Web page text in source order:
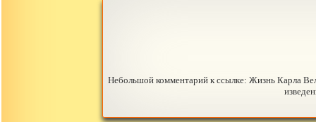
Небольшой комментарий к ссылке: Жизнь Карла